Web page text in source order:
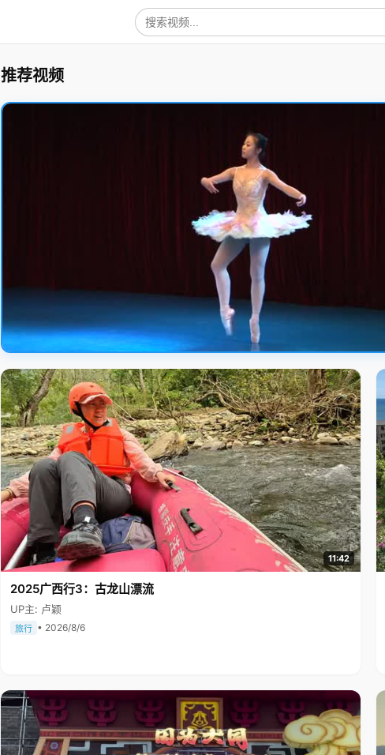
推荐视频
11:42
2025广西行3：古龙山漂流
UP主: 卢颖
旅行 • 2026/8/6